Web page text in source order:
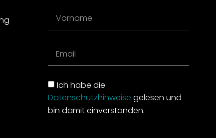
Ich habe die
Datenschutzhinweise gelesen und
bin damit einverstanden.